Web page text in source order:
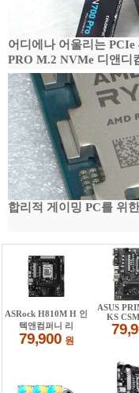
어디에나 어울리는
PRO M.2 NVMe 디앤디
합리적 게이밍 PC를 위